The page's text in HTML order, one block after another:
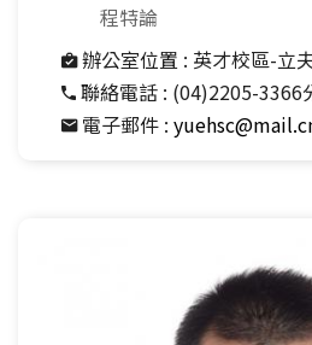
程特論
辦公室位置 : 英才校區-立
聯絡電話 : (04)2205-3366
電子郵件 :